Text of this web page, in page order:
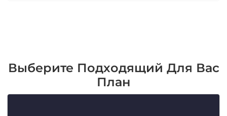
Выберите Подходящий Для Вас
План